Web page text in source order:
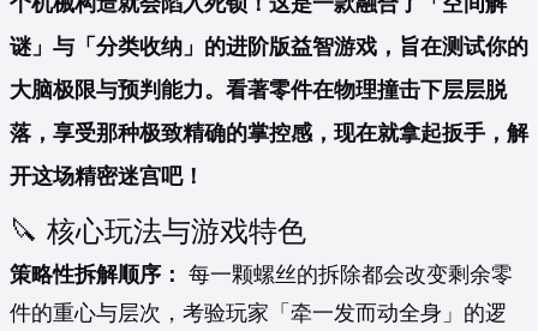
谜」与「分类收纳」的进阶版益智游戏，旨在测试你的
大脑极限与预判能力。看著零件在物理撞击下层层脱
落，享受那种极致精确的掌控感，现在就拿起扳手，解
开这场精密迷宫吧！
🔪 核心玩法与游戏特色
策略性拆解顺序： 每一颗螺丝的拆除都会改变剩余零
件的重心与层次，考验玩家「牵一发而动全身」的逻